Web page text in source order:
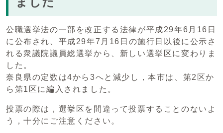
公職選挙法の一部を改正する法律が平成29年6月16日
に公布され、平成29年7月16日の施行日以後に公示さ
れる衆議院議員総選挙から、新しい選挙区に変わりま
した。
奈良県の定数は4から3へと減少し，本市は、第2区か
ら第1区に編入されました。
投票の際は，選挙区を間違って投票することのないよ
う，十分にご注意ください。